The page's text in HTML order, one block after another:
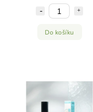
Do košíku